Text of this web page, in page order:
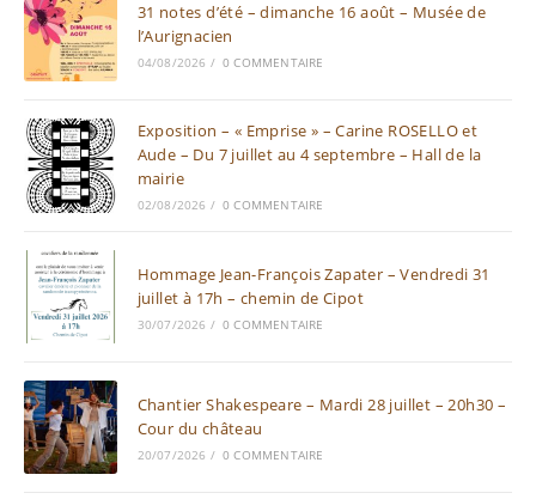
31 notes d’été – dimanche 16 août – Musée de
l’Aurignacien
04/08/2026 / 0 COMMENTAIRE
Exposition – « Emprise » – Carine ROSELLO et
Aude – Du 7 juillet au 4 septembre – Hall de la
mairie
02/08/2026 / 0 COMMENTAIRE
Hommage Jean-François Zapater – Vendredi 31
juillet à 17h – chemin de Cipot
30/07/2026 / 0 COMMENTAIRE
Chantier Shakespeare – Mardi 28 juillet – 20h30 –
Cour du château
20/07/2026 / 0 COMMENTAIRE